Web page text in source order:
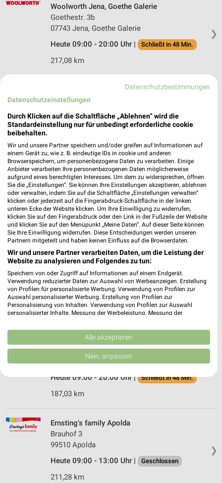
❯
Woolworth Jena, Goethe Galerie
Goethestr. 3b
07743 Jena, Goethe Galerie
Heute 09:00 - 20:00 Uhr |
Schließt in 48 Min.
217,08 km
Friedensstraße 23
06712 Zeitz
Heute 09:00 - 18:00 Uhr | Geschlossen
186,38 km
Ernsting's family Kahla
Ölwiesenweg 1a - 1e
07768 Kahla
Heute 09:00 - 16:00 Uhr | Geschlossen
227,86 km
Ernsting's family Zeitz/ OT Theißen
Zeitzer Straße 39
06711 Zeitz/ OT Theißen
Heute 08:00 - 20:00 Uhr | Schließt in 48 Min.
183,09 km
Ernsting's family Naumburg
Weissenfelser Straße 70
06618 Naumburg
Heute 09:00 - 20:00 Uhr | Schließt in 48 Min.
187,03 km
❯
Ernsting's family Apolda
Brauhof 3
99510 Apolda
Heute 09:00 - 13:00 Uhr |
Geschlossen
211,28 km
Datenschutzbestimmungen
Datenschutzeinstellungen
Durch Klicken auf die Schaltfläche „Ablehnen“ wird die
Standardeinstellung nur für unbedingt erforderliche cookie
beibehalten.
Wir und unsere Partner speichern und/oder greifen auf Informationen auf
einem Gerät zu, wie z. B. eindeutige IDs in cookie und anderen
Browserspeichern, um personenbezogene Daten zu verarbeiten. Einige
Anbieter verarbeiten Ihre personenbezogenen Daten möglicherweise
aufgrund eines berechtigten Interesses. Um dem zu widersprechen, öffnen
Sie die „Einstellungen“. Sie können Ihre Einstellungen akzeptieren, ablehnen
oder verwalten, indem Sie auf die Schaltfläche „Einstellungen verwalten“
klicken oder jederzeit auf die Fingerabdruck-Schaltfläche in der linken
unteren Ecke der Website klicken. Um Ihre Einwilligung zu widerrufen,
klicken Sie auf den Fingerabdruck oder den Link in der Fußzeile der Website
und klicken Sie auf den Menüpunkt „Meine Daten“. Auf dieser Seite können
Sie Ihre Einwilligung widerrufen. Diese Entscheidungen werden unseren
Partnern mitgeteilt und haben keinen Einfluss auf die Browserdaten.
Wir und unsere Partner verarbeiten Daten, um die Leistung der
Website zu analysieren und Folgendes zu tun:
Speichern von oder Zugriff auf Informationen auf einem Endgerät.
Verwendung reduzierter Daten zur Auswahl von Werbeanzeigen. Erstellung
von Profilen für personalisierte Werbung. Verwendung von Profilen zur
Auswahl personalisierter Werbung. Erstellung von Profilen zur
Personalisierung von Inhalten. Verwendung von Profilen zur Auswahl
personalisierter Inhalte. Messung der Werbeleistung. Messung der
Kombinationen von Daten aus verschiedenen Quellen. Entwicklung und
Verbesserung der Angebote. Verwendung reduzierter Daten zur Auswahl
von Inhalten.
Daten können außerhalb der Europäischen Union weitergegeben und in die
USA gesendet werden.
Website/App.
Partnerliste anzeigen (1 IAB-Anbieter)
IAB-Verarbeitungszwecke:
Speichern von oder Zugriff auf Informationen
auf einem Endgerät
Verwendung reduzierter Daten zur Auswahl von
Alle akzeptieren
Nein, anpassen